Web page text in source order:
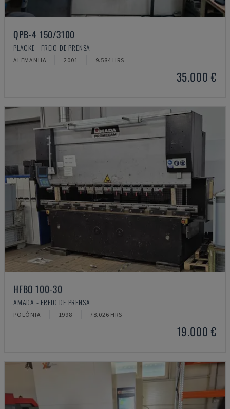
QPB-4 150/3100
PLACKE - FREIO DE PRENSA
ALEMANHA 2001 9.584 HRS
35.000 €
HFBO 100-30
AMADA - FREIO DE PRENSA
POLÓNIA 1998 78.026 HRS
19.000 €